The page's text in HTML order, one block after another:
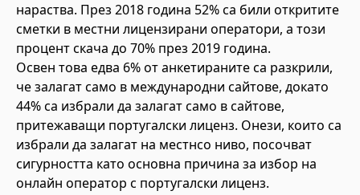
нараства. През 2018 година 52% са били откритите
сметки в местни лицензирани оператори, а този
процент скача до 70% през 2019 година.
Освен това едва 6% от анкетираните са разкрили,
че залагат само в международни сайтове, докато
44% са избрали да залагат само в сайтове,
притежаващи португалски лиценз. Онези, които са
избрали да залагат на местнсо ниво, посочват
сигурността като основна причина за избор на
онлайн оператор с португалски лиценз.